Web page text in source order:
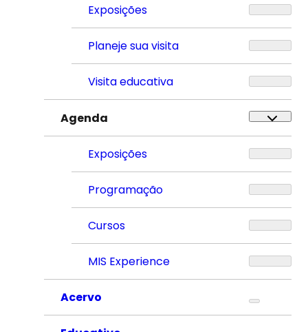
Exposições
Planeje sua visita
Visita educativa
Agenda
Exposições
Programação
Cursos
MIS Experience
Acervo